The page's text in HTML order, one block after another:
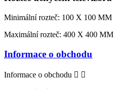
Minimální rozteč: 100 X 100 MM
Maximální rozteč: 400 X 400 MM
Informace o obchodu
Informace o obchodu  